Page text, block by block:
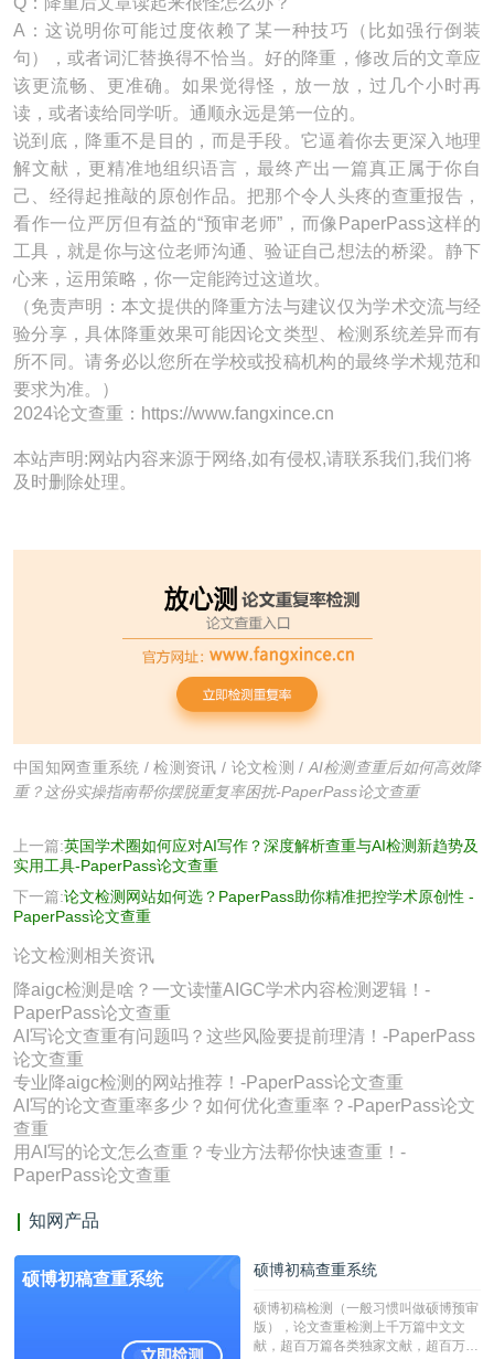
A：这说明你可能过度依赖了某一种技巧（比如强行倒装
句），或者词汇替换得不恰当。好的降重，修改后的文章应
该更流畅、更准确。如果觉得怪，放一放，过几个小时再
读，或者读给同学听。通顺永远是第一位的。
说到底，降重不是目的，而是手段。它逼着你去更深入地理
解文献，更精准地组织语言，最终产出一篇真正属于你自
己、经得起推敲的原创作品。把那个令人头疼的查重报告，
看作一位严厉但有益的“预审老师”，而像PaperPass这样的
工具，就是你与这位老师沟通、验证自己想法的桥梁。静下
心来，运用策略，你一定能跨过这道坎。
（免责声明：本文提供的降重方法与建议仅为学术交流与经
验分享，具体降重效果可能因论文类型、检测系统差异而有
所不同。请务必以您所在学校或投稿机构的最终学术规范和
要求为准。）
2024论文查重：https://www.fangxince.cn
本站声明:网站内容来源于网络,如有侵权,请联系我们,我们将
及时删除处理。
中国知网查重系统 /检测资讯 / 论文检测 /AI检测查重后如何高效降
重？这份实操指南帮你摆脱重复率困扰-PaperPass论文查重
上一篇:英国学术圈如何应对AI写作？深度解析查重与AI检测新趋势及
实用工具-PaperPass论文查重
下一篇:论文检测网站如何选？PaperPass助你精准把控学术原创性 -
PaperPass论文查重
论文检测相关资讯
降aigc检测是啥？一文读懂AIGC学术内容检测逻辑！-
PaperPass论文查重
AI写论文查重有问题吗？这些风险要提前理清！-PaperPass
论文查重
专业降aigc检测的网站推荐！-PaperPass论文查重
AI写的论文查重率多少？如何优化查重率？-PaperPass论文
查重
用AI写的论文怎么查重？专业方法帮你快速查重！-
PaperPass论文查重
知网产品
硕博初稿查重系统 硕博初稿查重系统
硕博初稿检测（一般习惯叫做硕博预审
版），论文查重检测上千万篇中文文
献，超百万篇各类独家文献，超百万港